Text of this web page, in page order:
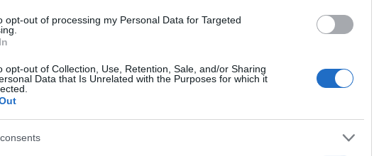
opt-out of processing my Personal Data for Targeted
opt-out of Collection, Use, Retention, Sale, and/or Sharing
Data that Is Unrelated with the Purposes for which it